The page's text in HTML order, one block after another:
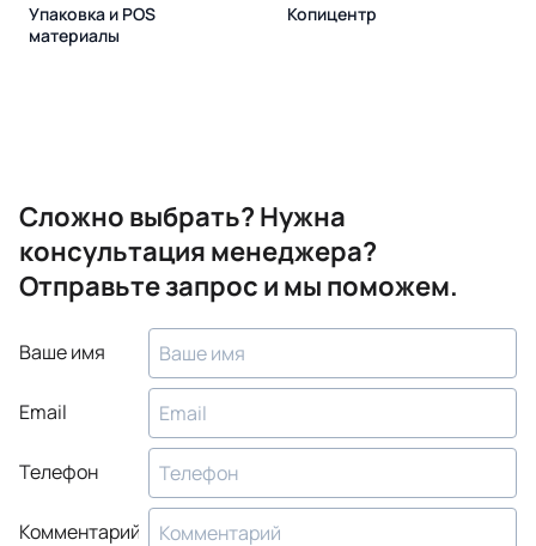
Упаковка и POS
материалы
Копицентр
Сложно выбрать? Нужна
консультация менеджера?
Отправьте запрос и мы поможем.
Ваше имя
Email
Телефон
Комментарий